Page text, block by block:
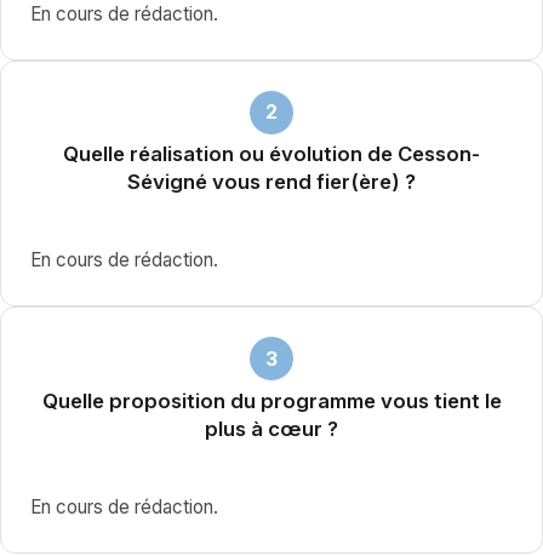
En cours de rédaction.
2
Quelle réalisation ou évolution de Cesson-
Sévigné vous rend fier(ère) ?
En cours de rédaction.
3
Quelle proposition du programme vous tient le
plus à cœur ?
En cours de rédaction.